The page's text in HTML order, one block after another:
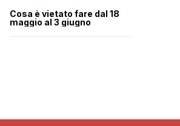
Cosa è vietato fare dal 18
maggio al 3 giugno